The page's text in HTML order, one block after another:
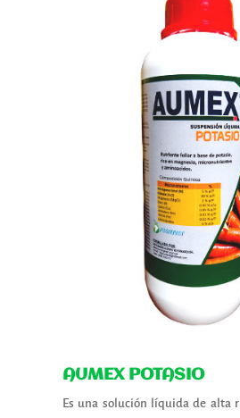
AUMEX POTASIO
Es una solución líquida de alta